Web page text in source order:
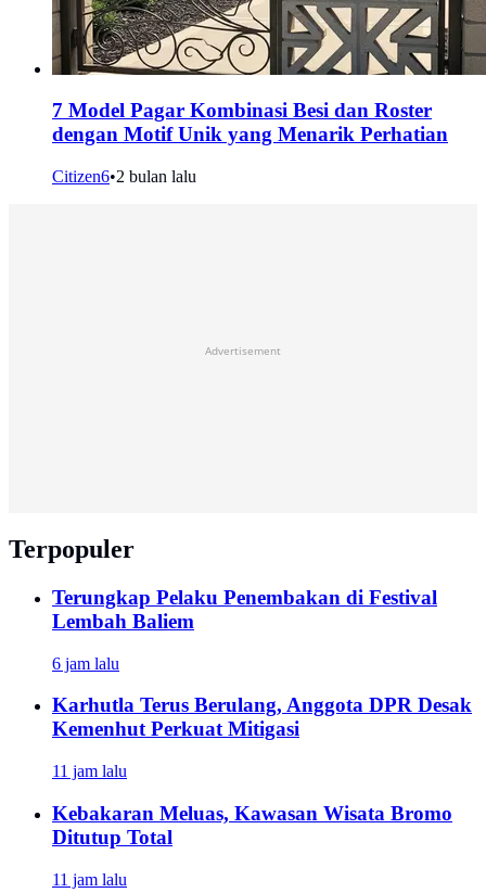
7 Model Pagar Kombinasi Besi dan Roster
dengan Motif Unik yang Menarik Perhatian
Citizen6•2 bulan lalu
Advertisement
Terpopuler
Terungkap Pelaku Penembakan di Festival
Lembah Baliem
6 jam lalu
Karhutla Terus Berulang, Anggota DPR Desak
Kemenhut Perkuat Mitigasi
11 jam lalu
Kebakaran Meluas, Kawasan Wisata Bromo
Ditutup Total
11 jam lalu